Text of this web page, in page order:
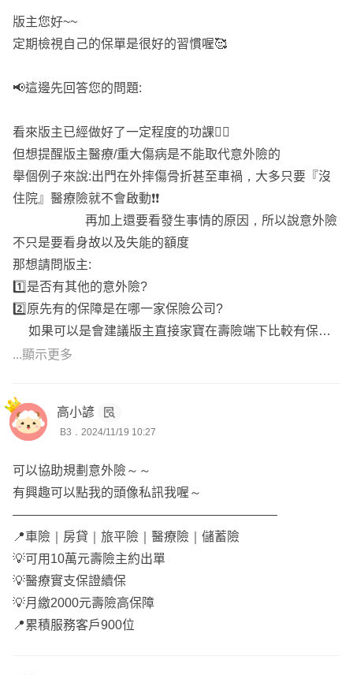
傷害保險(OADDM)>>保障品項較少，但有保證續保似乎很
難得?
賠至少要300萬(有家庭責任)，保費希望在5000元內。先謝
♦️目前想加強意外身故/失能的額度，建議優先在壽險公司的
主約底下附加，續保性較高
產險的話建議可以參考富邦產、安達產的方案，要注意產險
是『不保證續保』，未來商品改版無法續保時需重新規劃
👉🏻再依性別、保險年齡、需求與預算來規劃專屬方案
若需服務人員，可協助您投保送件及提供後續服務
Yun服務於錠嵂保經，全台都有服務，已實際協助版上逾百
位保戶規劃專屬的保障
想要進一步諮詢歡迎主動點擊『
版主您好~~
定期檢視自己的保單是很好的習慣喔🥰
📢這邊先回答您的問題:
看來版主已經做好了一定程度的功課👍🏻
但想提醒版主醫療/重大傷病是不能取代意外險的
舉個例子來說:出門在外摔傷骨折甚至車禍，大多只要『沒
住院』醫療險就不會啟動❗❗
再加上還要看發生事情的原因，所以說意外險
不只是要看身故以及失能的額度
那想請問版主:
1️⃣是否有其他的意外險?
2️⃣原先有的保障是在哪一家保險公司?
如果可以是會建議版主直接家寶在壽險端下比較有保
障，但當然要看版主的需求
💁🏻‍♀️建議版主:
1️⃣若沒有其他意外險，可以選擇安達產，版主上面提到的
意外身故及失能的額度可以達到希望的300萬，且保障較齊
全費用4199；500萬的額度的話費用是5994
2️⃣也可以參考WLPA，除身故以及失能理賠外，還有意外失
🙋🏻‍♀️我是在錠嵂保經服務的筱筑，全台都有服務
💖有需要歡迎從頭像加我的Line，我們再慢慢聊喔
...顯示更多
高小諺
B3．2024/11/19 10:27
可以協助規劃意外險～～
有興趣可以點我的頭像私訊我喔～
—————————————————————
📍車險｜房貸｜旅平險｜醫療險｜儲蓄險
💡可用10萬元壽險主約出單
💡醫療實支保證續保
💡月繳2000元壽險高保障
📍累積服務客戶900位